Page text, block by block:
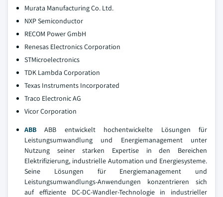
Murata Manufacturing Co. Ltd.
NXP Semiconductor
RECOM Power GmbH
Renesas Electronics Corporation
STMicroelectronics
TDK Lambda Corporation
Texas Instruments Incorporated
Traco Electronic AG
Vicor Corporation
ABB ABB entwickelt hochentwickelte Lösungen für
Leistungsumwandlung und Energiemanagement unter
Nutzung seiner starken Expertise in den Bereichen
Elektrifizierung, industrielle Automation und Energiesysteme.
Seine Lösungen für Energiemanagement und
Leistungsumwandlungs-Anwendungen konzentrieren sich
auf effiziente DC-DC-Wandler-Technologie in industrieller